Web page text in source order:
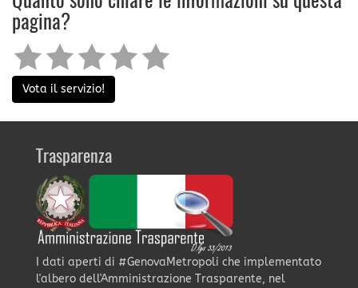
pagina?
Vota il servizio!
Trasparenza
I dati aperti di #GenovaMetropoli che implementato
l'albero dell'Amministrazione Trasparente, nel